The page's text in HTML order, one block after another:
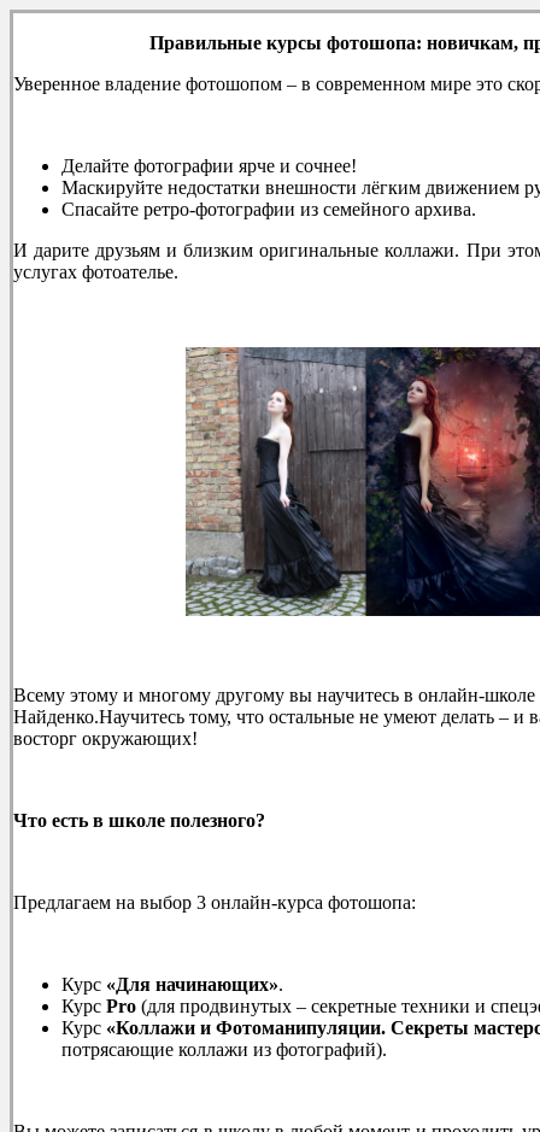
Правильные курсы фотошопа: новичкам,
Уверенное владение фотошопом – в современном мире это
Делайте фотографии ярче и сочнее!
Маскируйте недостатки внешности лёгким движением
Спасайте ретро-фотографии из семейного архива.
И дарите друзьям и близким оригинальные коллажи. При
услугах фотоателье.
Всему этому и многому другому вы научитесь в онлайн-
Найденко.Научитесь тому, что остальные не умеют делать – и
восторг окружающих!
Что есть в школе полезного?
Предлагаем на выбор 3 онлайн-курса фотошопа:
Курс «Для начинающих».
Курс Pro (для продвинутых – секретные техники и
Курс «Коллажи и Фотоманипуляции. Секреты
потрясающие коллажи из фотографий).